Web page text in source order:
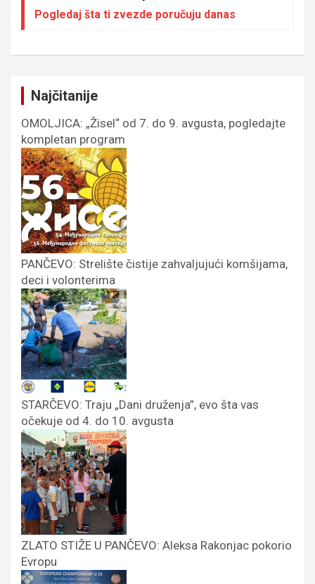
Pogledaj šta ti zvezde poručuju danas
Najčitanije
OMOLJICA: „Žisel“ od 7. do 9. avgusta, pogledajte
kompletan program
PANČEVO: Strelište čistije zahvaljujući komšijama,
deci i volonterima
STARČEVO: Traju „Dani druženja”, evo šta vas
očekuje od 4. do 10. avgusta
ZLATO STIŽE U PANČEVO: Aleksa Rakonjac pokorio
Evropu